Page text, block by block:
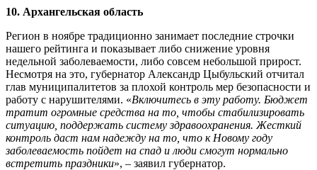
10. Архангельская область
Регион в ноябре традиционно занимает последние строчки
нашего рейтинга и показывает либо снижение уровня
недельной заболеваемости, либо совсем небольшой прирост.
Несмотря на это, губернатор Александр Цыбульский отчитал
глав муниципалитетов за плохой контроль мер безопасности и
работу с нарушителями. «Включитесь в эту работу. Бюджет
тратит огромные средства на то, чтобы стабилизировать
ситуацию, поддержать систему здравоохранения. Жесткий
контроль даст нам надежду на то, что к Новому году
заболеваемость пойдет на спад и люди смогут нормально
встретить праздники», – заявил губернатор.